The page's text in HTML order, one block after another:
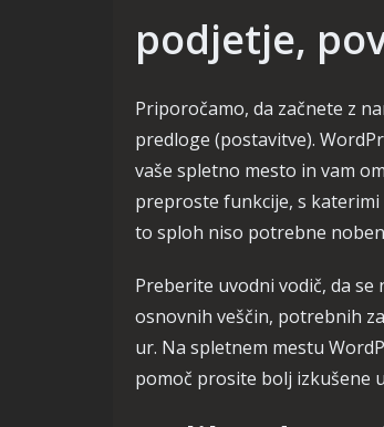
podjetje,
Priporočamo, da začnete z
predloge (postavitve).
vaše spletno mesto in vam
preproste funkcije, s
to sploh niso potrebne
Preberite uvodni vodič, da
osnovnih veščin, potrebnih
ur. Na spletnem mestu
pomoč prosite bolj izkušene